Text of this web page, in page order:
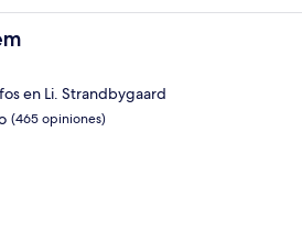
en Li. Strandbygaard
(465 opiniones)